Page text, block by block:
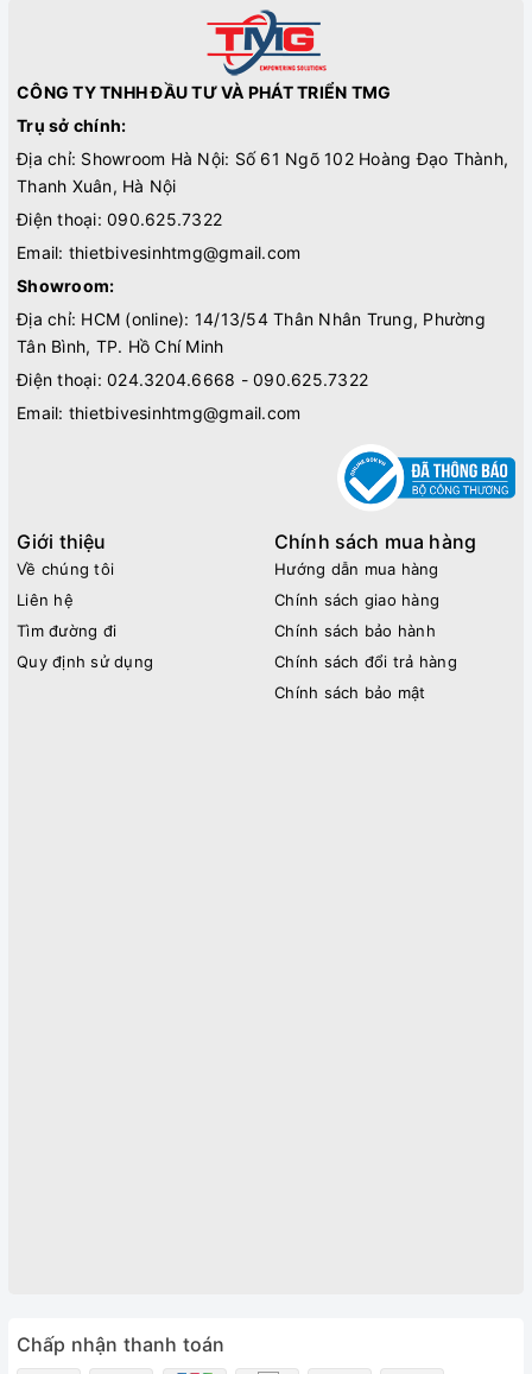
CÔNG TY TNHH ĐẦU TƯ VÀ PHÁT TRIỂN TMG
Trụ sở chính:
Địa chỉ: Showroom Hà Nội: Số 61 Ngõ 102 Hoàng Đạo Thành,
Thanh Xuân, Hà Nội
Điện thoại: 090.625.7322
Email: thietbivesinhtmg@gmail.com
Showroom:
Địa chỉ: HCM (online): 14/13/54 Thân Nhân Trung, Phường
Tân Bình, TP. Hồ Chí Minh
Điện thoại: 024.3204.6668 - 090.625.7322
Email: thietbivesinhtmg@gmail.com
Giới thiệu
Về chúng tôi
Liên hệ
Tìm đường đi
Quy định sử dụng
Chính sách mua hàng
Hướng dẫn mua hàng
Chính sách giao hàng
Chính sách bảo hành
Chính sách đổi trả hàng
Chính sách bảo mật
Chấp nhận thanh toán